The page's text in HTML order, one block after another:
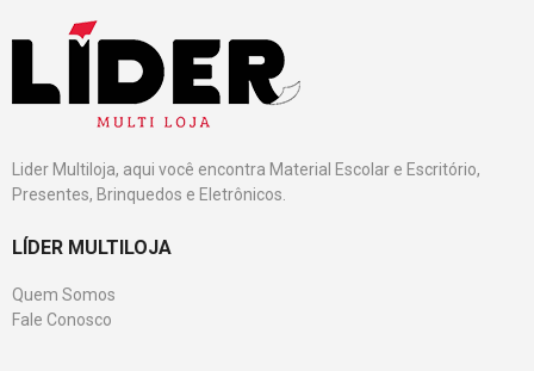
Lider Multiloja, aqui você encontra Material Escolar e Escritório,
Presentes, Brinquedos e Eletrônicos.
LÍDER MULTILOJA
Quem Somos
Fale Conosco